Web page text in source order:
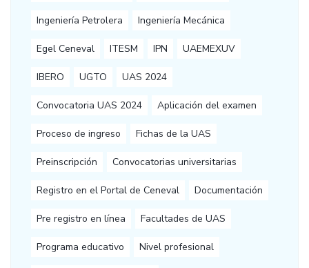
Ingeniería Petrolera Ingeniería Mecánica
Egel Ceneval ITESM IPN UAEMEXUV
IBERO UGTO UAS 2024
Convocatoria UAS 2024 Aplicación del examen
Proceso de ingreso Fichas de la UAS
Preinscripción Convocatorias universitarias
Registro en el Portal de Ceneval Documentación
Pre registro en línea Facultades de UAS
Programa educativo Nivel profesional